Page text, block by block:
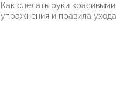
Как сделать руки красивыми:
упражнения и правила ухода